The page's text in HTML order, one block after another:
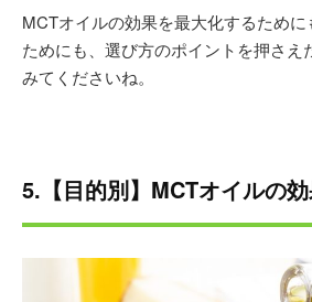
MCTオイルの効果を最大化するため
ためにも、選び方のポイントを押さえ
みてくださいね。
5.【目的別】MCTオイルの